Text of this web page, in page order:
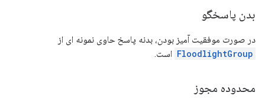
بدن پاسخگو
در صورت موفقیت آمیز بودن، بدنه پاسخ حاوی نمونه ای از
FloodlightGroup است.
محدوده مجوز